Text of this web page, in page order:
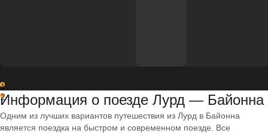
1
2
Информация о поезде Лурд — Байонна
Одним из лучших вариантов путешествия из Лурд в Байонна
является поездка на быстром и современном поезде. Все